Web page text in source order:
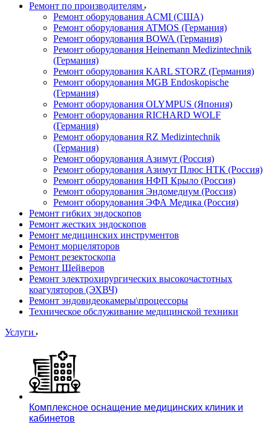
Ремонт по производителям
Ремонт оборудования ACMI (США)
Ремонт оборудования ATMOS (Германия)
Ремонт оборудования BOWA (Германия)
Ремонт оборудования Heinemann Medizintechnik
(Германия)
Ремонт оборудования KARL STORZ (Германия)
Ремонт оборудования MGB Endoskopische
(Германия)
Ремонт оборудования OLYMPUS (Япония)
Ремонт оборудования RICHARD WOLF
(Германия)
Ремонт оборудования RZ Medizintechnik
(Германия)
Ремонт оборудования Азимут (Россия)
Ремонт оборудования Азимут Плюс НТК (Россия)
Ремонт оборудования НФП Крыло (Россия)
Ремонт оборудования Эндомедиум (Россия)
Ремонт оборудования ЭФА Медика (Россия)
Ремонт гибких эндоскопов
Ремонт жестких эндоскопов
Ремонт медицинских инструментов
Ремонт морцеляторов
Ремонт резектоскопа
Ремонт Шейверов
Ремонт электрохирургических высокочастотных
коагуляторов (ЭХВЧ)
Ремонт эндовидеокамеры\процессоры
Техническое обслуживание медицинской техники
Услуги
Комплексное оснащение медицинских клиник и
кабинетов